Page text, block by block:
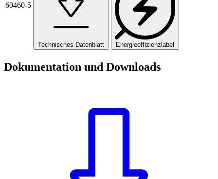
60460-5
Technisches Datenblatt Energieeffizienzlabel
Dokumentation und Downloads